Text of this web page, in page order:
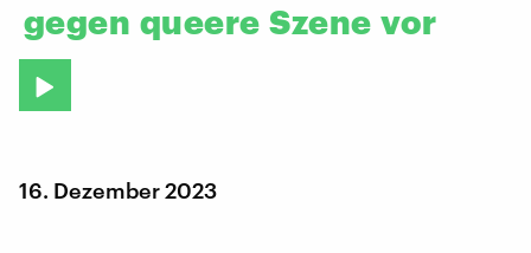
gegen queere Szene vor
16. Dezember 2023